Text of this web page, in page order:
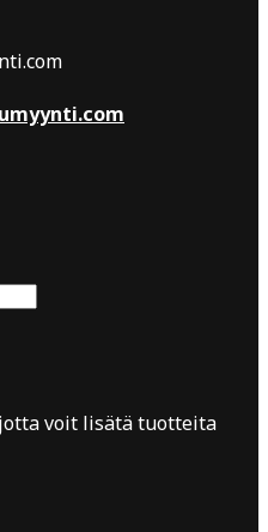
voit lisätä tuotteita